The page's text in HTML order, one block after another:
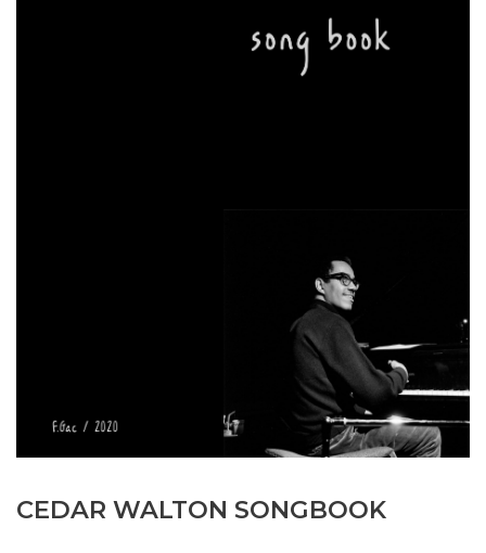
CEDAR WALTON SONGBOOK